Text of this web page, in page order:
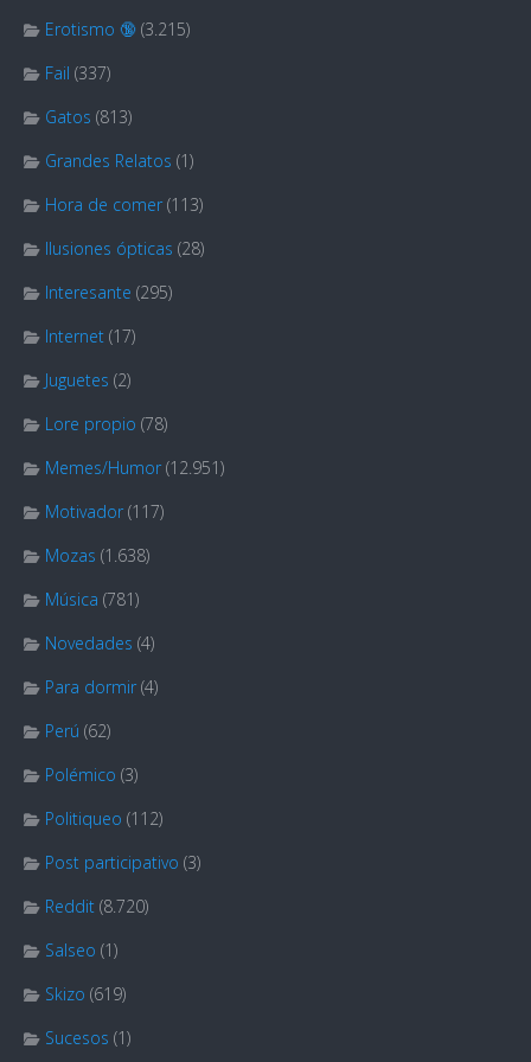
Erotismo 🔞 (3.215)
Fail (337)
Gatos (813)
Grandes Relatos (1)
Hora de comer (113)
Ilusiones ópticas (28)
Interesante (295)
Internet (17)
Juguetes (2)
Lore propio (78)
Memes/Humor (12.951)
Motivador (117)
Mozas (1.638)
Música (781)
Novedades (4)
Para dormir (4)
Perú (62)
Polémico (3)
Politiqueo (112)
Post participativo (3)
Reddit (8.720)
Salseo (1)
Skizo (619)
Sucesos (1)